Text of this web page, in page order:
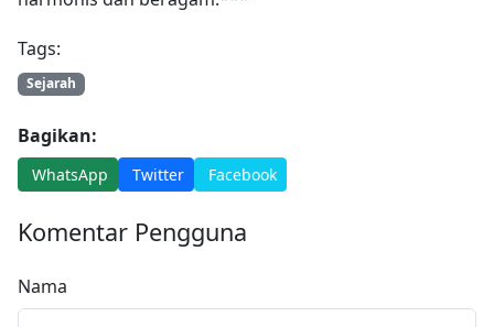
Tags:
Sejarah
Bagikan:
WhatsApp Twitter Facebook
Komentar Pengguna
Nama